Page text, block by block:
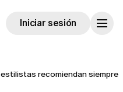
Iniciar sesión
recomiendan siempre